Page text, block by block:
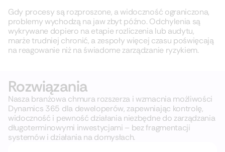
Gdy procesy są rozproszone, a widoczność ograniczona,
problemy wychodzą na jaw zbyt późno. Odchylenia są
wykrywane dopiero na etapie rozliczenia lub audytu,
marże trudniej chronić, a zespoły więcej czasu poświęcają
na reagowanie niż na świadome zarządzanie ryzykiem.
Rozwiązania
Nasza branżowa chmura rozszerza i wzmacnia możliwości
Dynamics 365 dla deweloperów, zapewniając kontrolę,
widoczność i pewność działania niezbędne do zarządzania
długoterminowymi inwestycjami – bez fragmentacji
systemów i działania na domysłach.